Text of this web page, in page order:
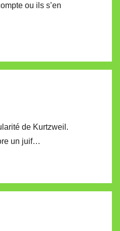
ou ils s’en
de Kurtzweil.
un juif…